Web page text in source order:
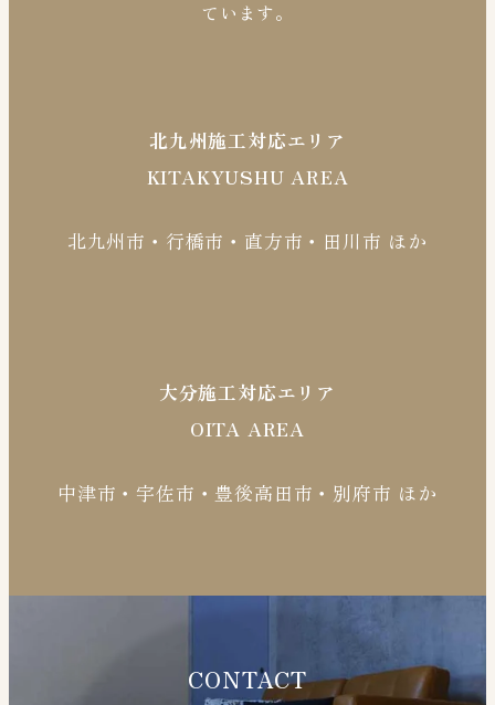
ています。
北九州施工対応エリア
KITAKYUSHU AREA
北九州市・行橋市・直方市・田川市 ほか
大分施工対応エリア
OITA AREA
中津市・宇佐市・豊後高田市・別府市 ほか
CONTACT